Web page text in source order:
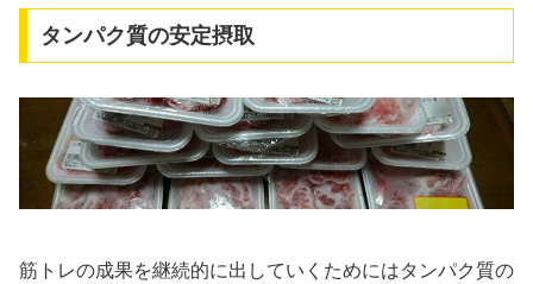
タンパク質の安定摂取
筋トレの成果を継続的に出していくためにはタンパク質の